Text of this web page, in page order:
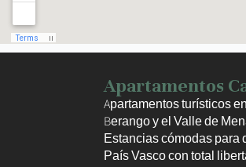
Apartamentos
Apartamentos turísticos
Berango y el Valle de
Estancias cómodas para
País Vasco con total